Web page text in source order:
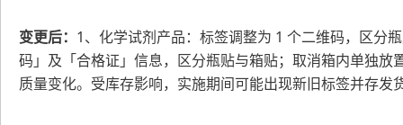
变更后： 1、化学试剂产品：标签调整为 1 个二维码，区分
码」及「合格证」信息，区分瓶贴与箱贴；取消箱内单独
质量变化。受库存影响，实施期间可能出现新旧标签并存发